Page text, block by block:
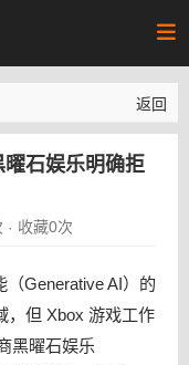
返回
石娱乐明确拒
· 收藏0次
Generative AI）的
，但 Xbox 游戏工作
黑曜石娱乐